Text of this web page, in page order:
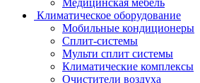
Медицинская мебель
Климатическое оборудование
Мобильные кондиционеры
Сплит-системы
Мульти сплит системы
Климатические комплексы
Очистители воздуха